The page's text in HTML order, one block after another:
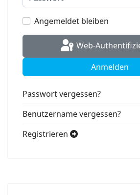
Angemeldet bleiben
Web-
Anmelden
Passwort vergessen?
Benutzername vergessen?
Registrieren